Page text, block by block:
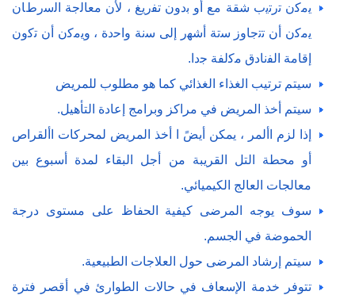
ﯾﻣﮐن ﺗرﺗﯾب ﺷﻘﺔ ﻣﻊ أو ﺑدون ﺗﻔرﯾﻎ ، ﻷن ﻣﻌﺎﻟﺟﺔ اﻟﺳرطﺎن
ﯾﻣﮐن أن ﺗﺗﺟﺎوز ﺳﺗﺔ أﺷﮭر إﻟﯽ ﺳﻧﺔ واﺣدة ، وﯾﻣﮐن أن ﺗﮐون
إﻗﺎﻣﺔ اﻟﻔﻧﺎدق ﻣﮐﻟﻔﺔ ﺟدا.
سيتم ترتيب الغذاء الغذائي كما هو مطلوب للمريض
سيتم أخذ المريض في مراكز وبرامج إعادة التأهيل.
إذا لزم األمر ، يمكن أيضً ا أخذ المريض لمحركات األقراص
أو محطة التل القريبة من أجل البقاء لمدة أسبوع بين
معالجات العالج الكيميائي.
سوف يوجه المرضى كيفية الحفاظ على مستوى درجة
الحموضة في الجسم.
سيتم إرشاد المرضى حول العلاجات الطبيعية.
تتوفر خدمة الإسعاف في حالات الطوارئ في أقصر فترة